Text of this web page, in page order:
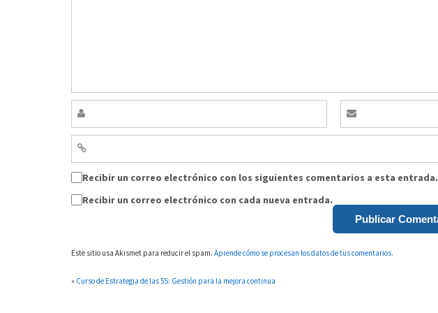
Recibir un correo electrónico con los siguientes comentarios a esta entrada.
Recibir un correo electrónico con cada nueva entrada.
Este sitio usa Akismet para reducir el spam. Aprende cómo se procesan los datos de tus comentarios.
« Curso de Estrategia de las 5S: Gestión para la mejora continua